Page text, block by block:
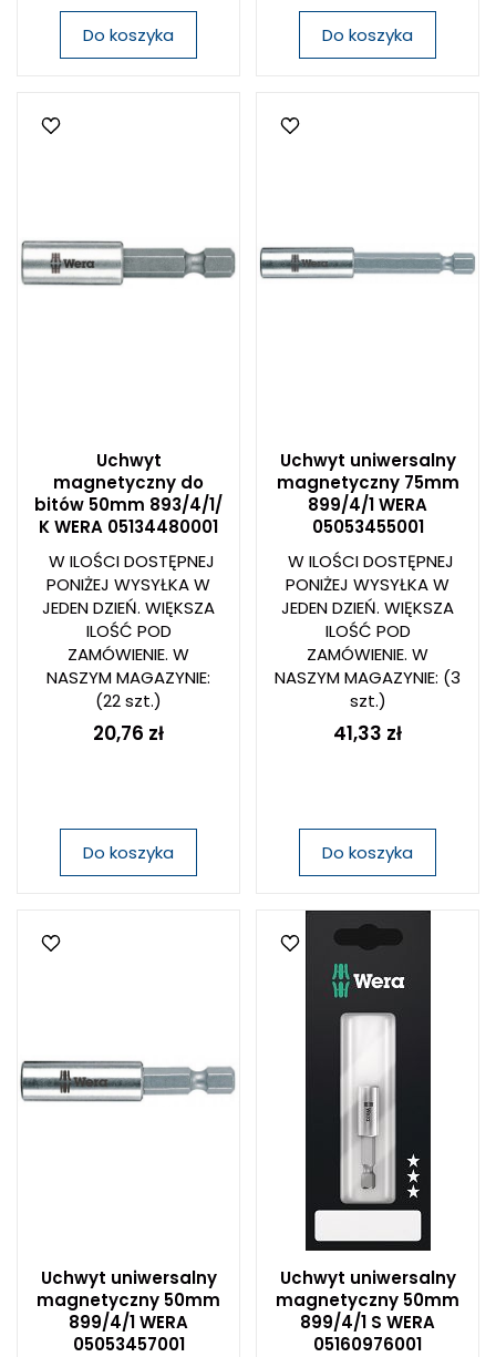
Do koszyka Do koszyka
Uchwyt
magnetyczny do
bitów 50mm 893/4/1/
K WERA 05134480001
W ILOŚCI DOSTĘPNEJ
PONIŻEJ WYSYŁKA W
JEDEN DZIEŃ. WIĘKSZA
ILOŚĆ POD
ZAMÓWIENIE. W
NASZYM MAGAZYNIE:
(22 szt.)
20,76 zł
Do koszyka
Uchwyt uniwersalny
magnetyczny 75mm
899/4/1 WERA
05053455001
W ILOŚCI DOSTĘPNEJ
PONIŻEJ WYSYŁKA W
JEDEN DZIEŃ. WIĘKSZA
ILOŚĆ POD
ZAMÓWIENIE. W
NASZYM MAGAZYNIE: (3
szt.)
41,33 zł
Do koszyka
Uchwyt uniwersalny
magnetyczny 50mm
899/4/1 WERA
05053457001
Uchwyt uniwersalny
magnetyczny 50mm
899/4/1 S WERA
05160976001